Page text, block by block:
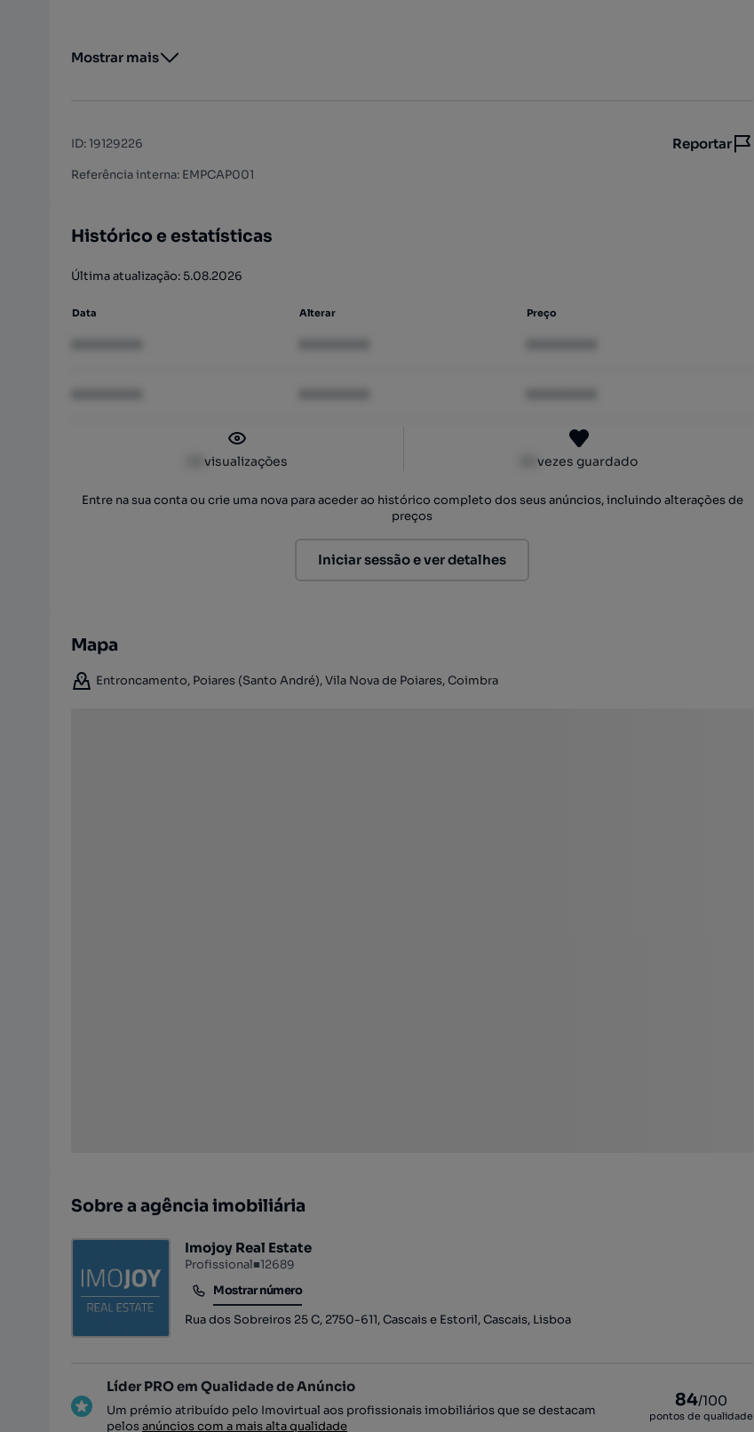
Mostrar mais
ID:19129226 Reportar
Referência interna: EMPCAP001
Histórico e estatísticas
Última atualização: 5.08.2026
Data Alterar Preço
visualizações vezes guardado
Entre na sua conta ou crie uma nova para aceder ao histórico completo dos seus anúncios, incluindo alterações de
preços
Iniciar sessão e ver detalhes
Mapa
Entroncamento, Poiares (Santo André), Vila Nova de Poiares, Coimbra
Sobre a agência imobiliária
Imojoy Real Estate
Profissional■12689
Mostrar número
Mostrar número
Rua dos Sobreiros 25 C, 2750-611, Cascais e Estoril, Cascais, Lisboa
Líder PRO em Qualidade de Anúncio
Um prémio atribuído pelo Imovirtual aos profissionais imobiliários que se destacam
pelosanúncios com a mais alta qualidade
84/100
pontos de qualidade